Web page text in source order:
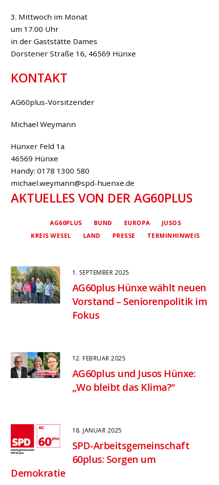
3. Mittwoch im Monat
um 17.00 Uhr
in der Gaststätte Dames
Dorstener Straße 16, 46569 Hünxe
KONTAKT
AG60plus-Vorsitzender
Michael Weymann
Hünxer Feld 1a
46569 Hünxe
Handy: 0178 1300 580
michael.weymann@spd-huenxe.de
AKTUELLES VON DER AG60PLUS
AG60PLUS BUND EUROPA
JUSOS
KREIS WESEL
LAND PRESSE TERMINHINWEIS
1. SEPTEMBER 2025
AG60plus Hünxe wählt neuen
Vorstand – Seniorenpolitik im
Fokus
12. FEBRUAR 2025
AG60plus und Jusos Hünxe:
„Wo bleibt das Klima?“
18. JANUAR 2025
SPD-Arbeitsgemeinschaft
60plus: Sorgen um
Demokratie